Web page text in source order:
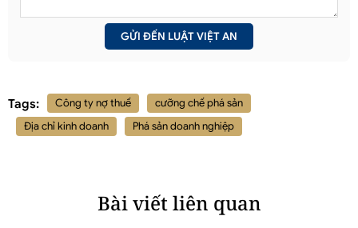
Tags: Công ty nợ thuế
cưỡng chế phá sản
Địa chỉ kinh doanh
Phá sản doanh nghiệp
Bài viết liên quan